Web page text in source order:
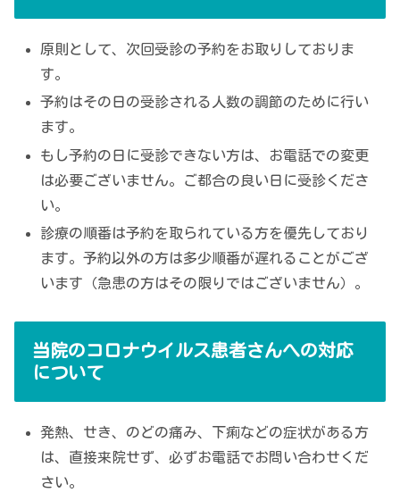
原則として、次回受診の予約をお取りしておりま
す。
予約はその日の受診される人数の調節のために行い
ます。
もし予約の日に受診できない方は、お電話での変更
は必要ございません。ご都合の良い日に受診くださ
い。
診療の順番は予約を取られている方を優先しており
ます。予約以外の方は多少順番が遅れることがござ
います（急患の方はその限りではございません）。
当院のコロナウイルス患者さんへの対応
について
発熱、せき、のどの痛み、下痢などの症状がある方
は、直接来院せず、必ずお電話でお問い合わせくだ
さい。